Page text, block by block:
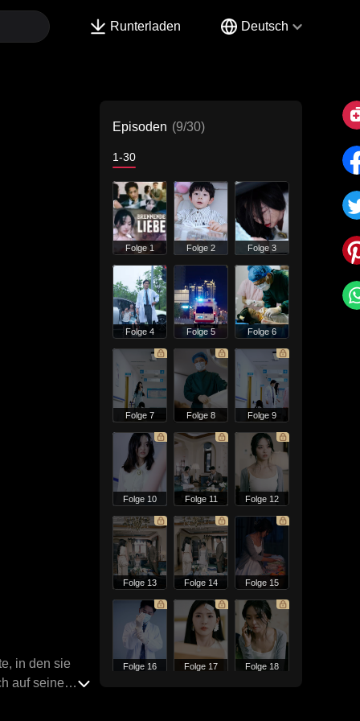
Runterladen Deutsch
in den sie
auf seine
Episoden (9/30)
1-30
Folge 1 Folge 2 Folge 3
Folge 4 Folge 5 Folge 6
Folge 7 Folge 8 Folge 9
Folge 10 Folge 11 Folge 12
Folge 13 Folge 14 Folge 15
Folge 16 Folge 17 Folge 18